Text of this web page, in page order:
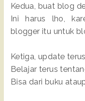
Kedua, buat blog
Ini harus lho,
blogger itu untuk
Ketiga, update
Belajar terus
Bisa dari buku